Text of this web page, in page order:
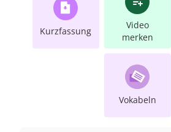
Kurzfassung
Video
merken
Vokabeln